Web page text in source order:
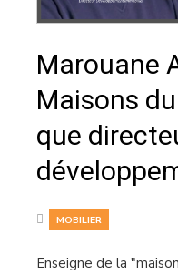
Marouane
Maisons
que
MOBILIER
Enseigne de la